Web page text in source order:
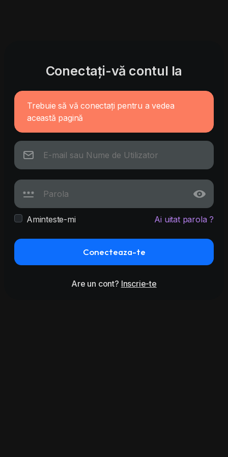
Conectați-vă contul la
Trebuie să vă conectați pentru a vedea
această pagină
Aminteste-mi Ai uitat parola ?
Conecteaza-te
Are un cont? Inscrie-te